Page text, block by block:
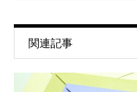
関連記事